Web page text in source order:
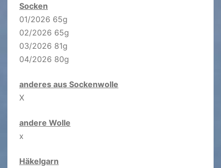
Socken
01/2026 65g
02/2026 65g
03/2026 81g
04/2026 80g
anderes aus Sockenwolle
X
andere Wolle
x
Häkelgarn